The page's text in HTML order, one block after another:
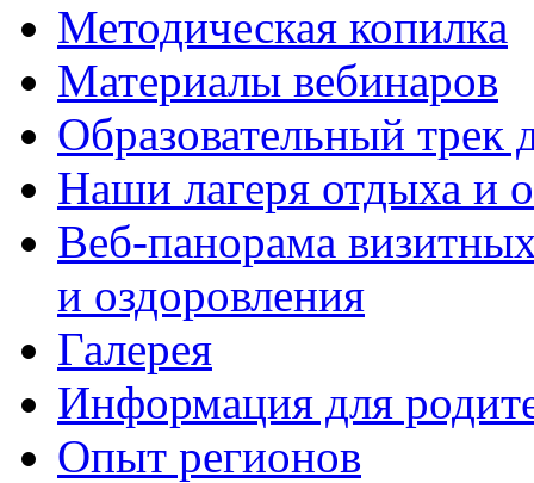
Методическая копилка
Материалы вебинаров
Образовательный
Наши лагеря отдыха и
Веб-панорама
и оздоровления
Галерея
Информация для
Опыт регионов